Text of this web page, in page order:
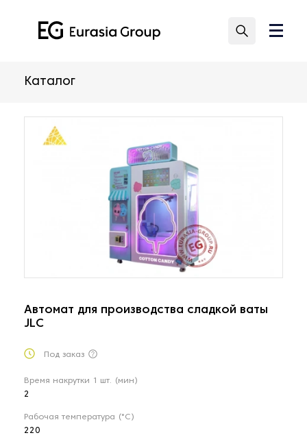
Каталог
Автомат для производства сладкой ваты
JLC
Под заказ
Время накрутки 1 шт. (мин)
2
Рабочая температура (°C)
220